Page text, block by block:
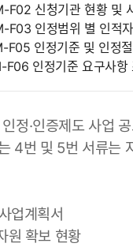
F02 신청기관 현황 및
F03 인정범위 별 인적
F05 인정기준 및 인정
F06 인정기준 요구사
정·인증제도 사업
4번 및 5번 서류는
업계획서
원 확보 현황